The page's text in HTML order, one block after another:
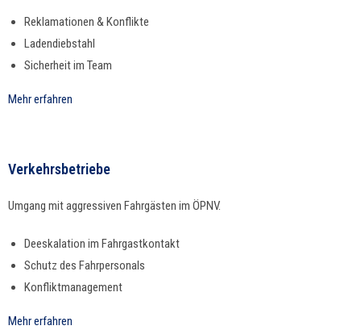
Rekla­ma­tio­nen & Konflikte
Ladendieb­stahl
Sicher­heit im Team
Mehr erfahren
Verkehrsbetriebe
Umgang mit aggres­siv­en Fahrgästen im ÖPNV.
Deeskala­tion im Fahrgastkontakt
Schutz des Fahrpersonals
Kon­flik­t­man­age­ment
Mehr erfahren